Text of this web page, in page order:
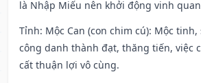
là Nhập Miếu nên khởi động vinh
Tỉnh: Mộc Can (con chim cú): Mộc
công danh thành đạt, thăng tiến, việc
cất thuận lợi vô cùng.